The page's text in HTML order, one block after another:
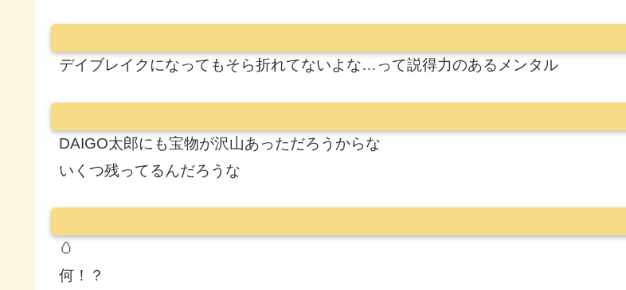
デイブレイクになってもそら折れてないよな…って説得力のあるメンタル
DAIGO太郎にも宝物が沢山あっただろうからな
いくつ残ってるんだろうな
🥚
何！？